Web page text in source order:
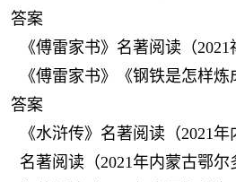
答案
《傅雷家书》名著阅读（2021
《傅雷家书》《钢铁是怎样
答案
《水浒传》名著阅读（2021
名著阅读（2021年内蒙古鄂尔